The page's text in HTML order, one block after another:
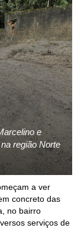
e
região Norte
a ver
concreto das
no bairro
serviços de